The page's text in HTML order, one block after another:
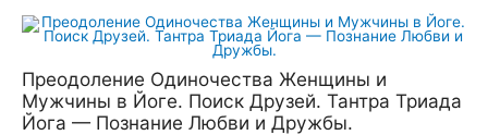
Перейти
Преодоление Одиночества Женщины и
Мужчины в Йоге. Поиск Друзей. Тантра Триада
Йога — Познание Любви и Дружбы.